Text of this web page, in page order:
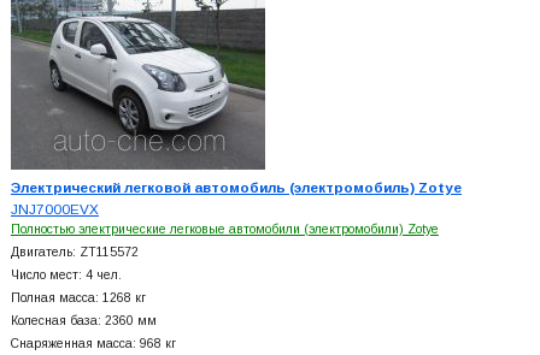
Электрический легковой автомобиль (электромобиль) Zotye
JNJ7000EVX
Полностью электрические легковые автомобили (электромобили) Zotye
Двигатель: ZT115572
Число мест: 4 чел.
Полная масса: 1268 кг
Колесная база: 2360 мм
Снаряженная масса: 968 кг